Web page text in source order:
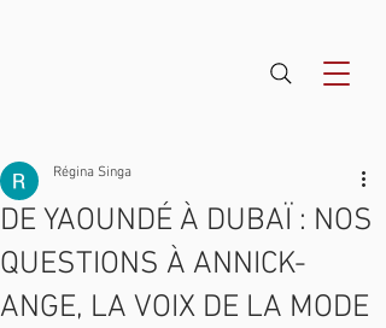
DE YAOUNDÉ À DUBAÏ : NOS
QUESTIONS À ANNICK-
ANGE, LA VOIX DE LA MODE
Régina Singa